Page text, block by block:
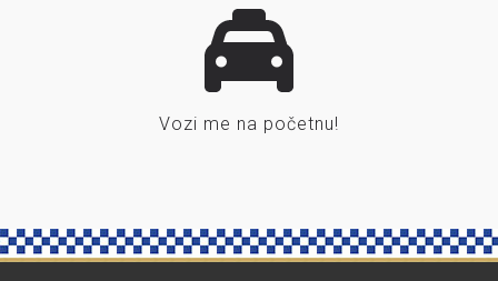
Vozi me na početnu!